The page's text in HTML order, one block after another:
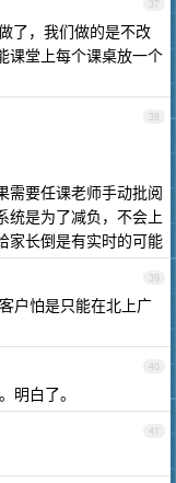
37
了，我们做的是不改
课堂上每个课桌放一个
38
需要任课老师手动批阅
统是为了减负，不会上
家长倒是有实时的可能
39
户怕是只能在北上广
40
明白了。
41